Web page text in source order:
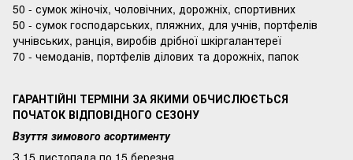
50 - сумок жіночіх, чоловічних, дорожніх, спортивних
50 - сумок господарських, пляжних, для учнів, портфелів
учнівських, ранція, виробів дрібної шкіргалантереї
70 - чемоданів, портфелів ділових та дорожніх, папок
ГАРАНТІЙНІ ТЕРМІНИ ЗА ЯКИМИ ОБЧИСЛЮЄТЬСЯ
ПОЧАТОК ВІДПОВІДНОГО СЕЗОНУ
Взуття зимового асортименту
З 15 листопада по 15 березня